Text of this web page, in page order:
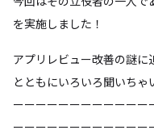
を実施しました！
アプリレビュー改善の謎
とともにいろいろ聞いちゃ
ーーーーーーーーーーー